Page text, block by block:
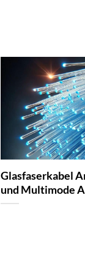
Glasfaserkabel
und Multimode